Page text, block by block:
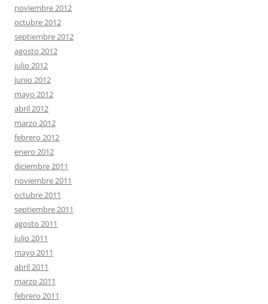
noviembre 2012
octubre 2012
septiembre 2012
agosto 2012
julio 2012
junio 2012
mayo 2012
abril 2012
marzo 2012
febrero 2012
enero 2012
diciembre 2011
noviembre 2011
octubre 2011
septiembre 2011
agosto 2011
julio 2011
mayo 2011
abril 2011
marzo 2011
febrero 2011